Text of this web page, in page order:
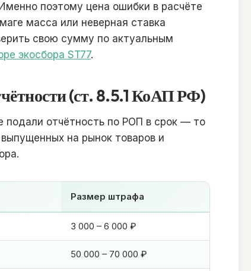
поэтому цена ошибки в расчёте
масса или неверная ставка
свою сумму по актуальным
экосбора ST77.
(ст. 8.5.1 КоАП РФ)
подали отчётность по РОП в срок — то
на рынок товаров и
Размер штрафа
3 000 – 6 000 ₽
50 000 – 70 000 ₽